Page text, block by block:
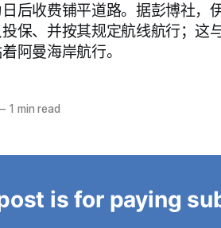
后收费铺平道路。据彭博社，
保、并按其规定航线航行；这
阿曼海岸航行。
1 min read
is for paying